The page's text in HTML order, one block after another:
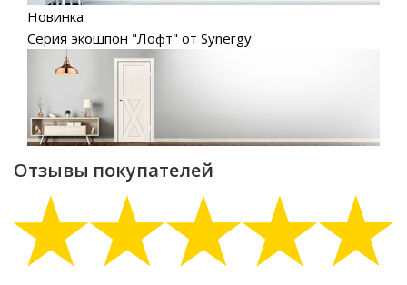
Новинка
Серия экошпон "Лофт" от Synergy
Отзывы покупателей